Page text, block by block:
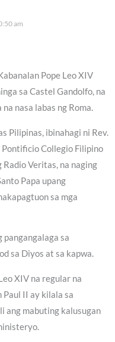
am
Pope Leo XIV
sa Castel Gandolfo, na
nasa labas ng Roma.
Pilipinas, ibinahagi ni Rev.
Pontificio Collegio Filipino
Veritas, na naging
Papa upang
sa mga
pangangalaga sa
sa Diyos at sa kapwa.
XIV na regular na
Paul II ay kilala sa
ang mabuting kalusugan